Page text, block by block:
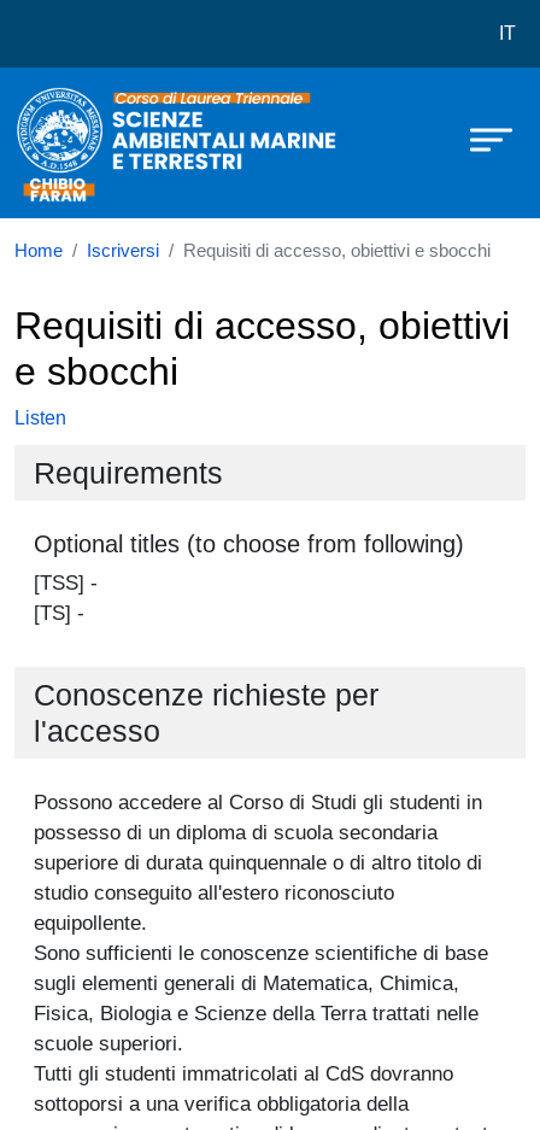
Corso di laurea in Scienze IT
Home Iscriversi Requisiti di accesso, obiettivi e sbocchi
Requisiti di accesso, obiettivi
e sbocchi
Listen
Requirements
Optional titles (to choose from following)
[TSS] -
[TS] -
Conoscenze richieste per
l'accesso
Possono accedere al Corso di Studi gli studenti in
possesso di un diploma di scuola secondaria
superiore di durata quinquennale o di altro titolo di
studio conseguito all'estero riconosciuto
equipollente.
Sono sufficienti le conoscenze scientifiche di base
sugli elementi generali di Matematica, Chimica,
Fisica, Biologia e Scienze della Terra trattati nelle
scuole superiori.
Tutti gli studenti immatricolati al CdS dovranno
sottoporsi a una verifica obbligatoria della